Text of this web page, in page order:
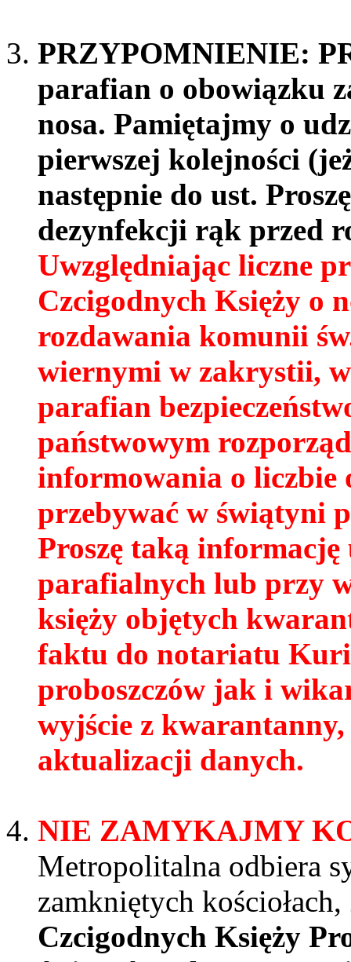
PRZYPOMNIENIE:
parafian o obowiązku
nosa. Pamiętajmy o
pierwszej kolejności
następnie do ust.
dezynfekcji rąk przed
Uwzględniając liczne
Czcigodnych Księży o
rozdawania komunii
wiernymi w zakrystii, w
parafian
państwowym
informowania o liczbie
przebywać w świątyni
Proszę taką informację
parafialnych lub przy
księży objętych
faktu do notariatu
proboszczów jak i
wyjście z
aktualizacji danych.
NIE ZAMYKAJMY
Metropolitalna odbiera
zamkniętych kościołach,
Czcigodnych Księży